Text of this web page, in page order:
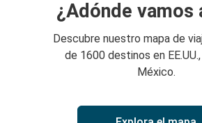
¿Adónde vamos
Descubre nuestro mapa de
de 1600 destinos en
México.